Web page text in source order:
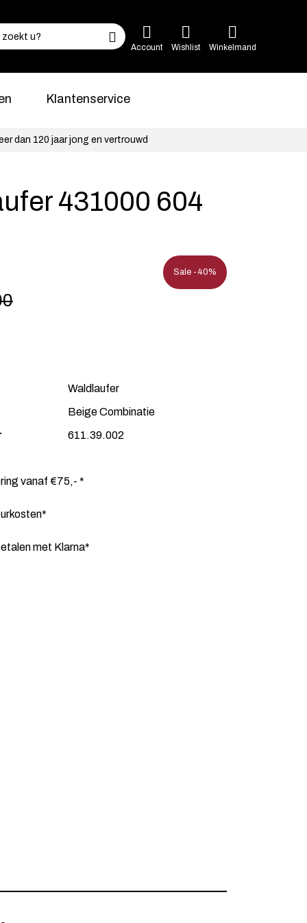
Account Wishlist Winkelmand
Klantenservice
dan 120 jaar jong en vertrouwd
431000 604
Sale -40%
Waldlaufer
Beige Combinatie
611.39.002
vanaf €75,- *
met Klarna*